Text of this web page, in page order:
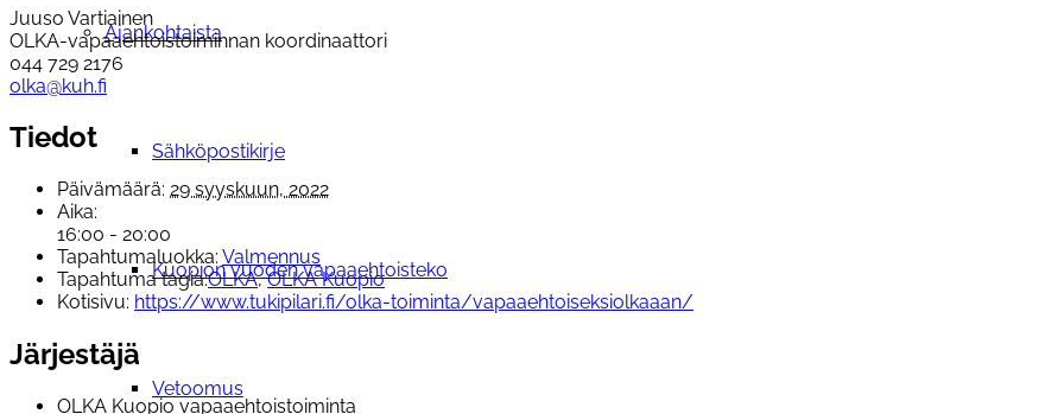
Ajankohtaista
Sähköpostikirje
Kuopion vuoden vapaaehtoisteko
Vetoomus
Juuso Vartiainen
OLKA-vapaaehtoistoiminnan koordinaattori
044 729 2176
olka@kuh.fi
Tiedot
Päivämäärä: 29 syyskuun, 2022
Aika:
16:00 - 20:00
Tapahtumaluokka: Valmennus
Tapahtuma tagia:OLKA,OLKA Kuopio
Kotisivu: https://www.tukipilari.fi/olka-toiminta/vapaaehtoiseksiolkaaan/
Järjestäjä
OLKA Kuopio vapaaehtoistoiminta